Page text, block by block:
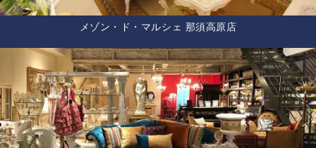
メゾン・ド・マルシェ 那須高原店